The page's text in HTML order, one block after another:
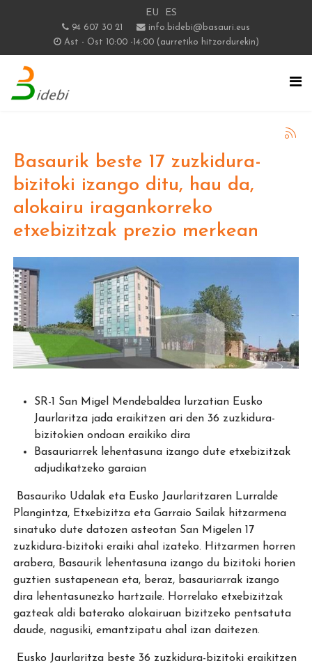
EU ES
94 607 30 21
info.bidebi@basauri.eus
Ast - Ost 10:00 -14:00 (aurretiko hitzordurekin)
Basaurik beste 17 zuzkidura-
bizitoki izango ditu, hau da,
alokairu iragankorreko
etxebizitzak prezio merkean
SR-1 San Migel Mendebaldea lurzatian Eusko
Jaurlaritza jada eraikitzen ari den 36 zuzkidura-
bizitokien ondoan eraikiko dira
Basauriarrek lehentasuna izango dute etxebizitzak
adjudikatzeko garaian
Basauriko Udalak eta Eusko Jaurlaritzaren Lurralde
Plangintza, Etxebizitza eta Garraio Sailak hitzarmena
sinatuko dute datozen asteotan San Migelen 17
zuzkidura-bizitoki eraiki ahal izateko. Hitzarmen horren
arabera, Basaurik lehentasuna izango du bizitoki horien
guztien sustapenean eta, beraz, basauriarrak izango
dira lehentasunezko hartzaile. Horrelako etxebizitzak
gazteak aldi baterako alokairuan bizitzeko pentsatuta
daude, nagusiki, emantzipatu ahal izan daitezen.
Eusko Jaurlaritza beste 36 zuzkidura-bizitoki eraikitzen